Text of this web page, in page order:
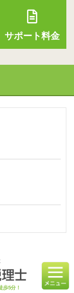
サポート料金
対策をご紹介
歩5分！